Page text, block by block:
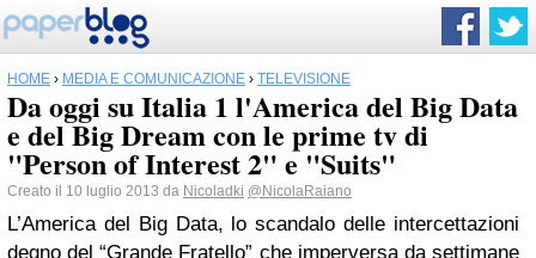
HOME › MEDIA E COMUNICAZIONE › TELEVISIONE
Da oggi su Italia 1 l'America del Big Data
e del Big Dream con le prime tv di
"Person of Interest 2" e "Suits"
Creato il 10 luglio 2013 da Nicoladki @NicolaRaiano
L’America del Big Data, lo scandalo delle intercettazioni
degno del “Grande Fratello” che imperversa da settimane